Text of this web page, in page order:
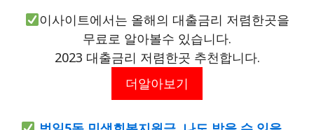
이사이트에서는 올해의 대출금리 저렴한곳을
무료로 알아볼수 있습니다.
2023 대출금리 저렴한곳 추천합니다.
더알아보기